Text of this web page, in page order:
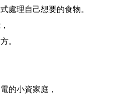
處理自己想要的食物。
。
的小資家庭，